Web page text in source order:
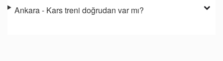
Ankara - Kars treni doğrudan var mı?